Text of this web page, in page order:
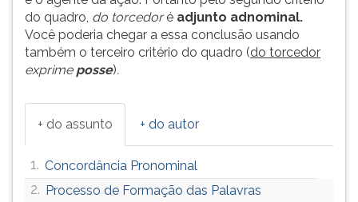
do quadro, do torcedoré adjunto adnominal.
Você poderia chegar a essa conclusão usando
também o terceiro critério do quadro (do torcedor
exprime posse).
+ do assunto + do autor
1. Concordância Pronominal
2. Processo de Formação das Palavras